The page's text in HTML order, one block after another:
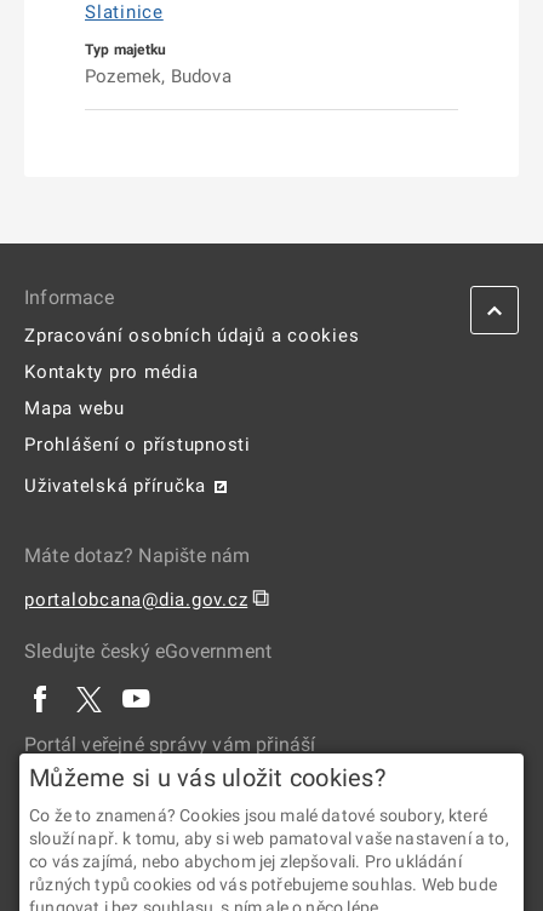
Slatinice
Pozemek, Budova
Informace
Zpracování osobních údajů a cookies
Kontakty pro média
Mapa webu
Prohlášení o přístupnosti
Uživatelská příručka
Máte dotaz? Napište nám
portalobcana@dia.gov.cz ⧉
Sledujte český eGovernment
Portál veřejné správy vám přináší
Můžeme si u vás uložit cookies?
Co že to znamená? Cookies jsou malé datové soubory, které
slouží např. k tomu, aby si web pamatoval vaše nastavení a to,
co vás zajímá, nebo abychom jej zlepšovali. Pro ukládání
různých typů cookies od vás potřebujeme souhlas. Web bude